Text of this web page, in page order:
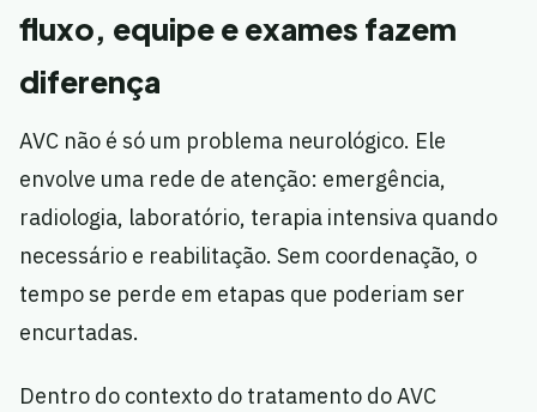
fluxo, equipe e exames fazem
diferença
AVC não é só um problema neurológico. Ele
envolve uma rede de atenção: emergência,
radiologia, laboratório, terapia intensiva quando
necessário e reabilitação. Sem coordenação, o
tempo se perde em etapas que poderiam ser
encurtadas.
Dentro do contexto do tratamento do AVC